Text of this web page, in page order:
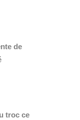
de
troc ce